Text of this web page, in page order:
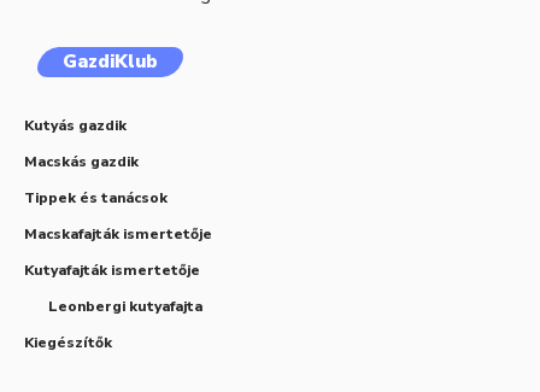
GazdiKlub
Kutyás gazdik
Macskás gazdik
Tippek és tanácsok
Macskafajták ismertetője
Kutyafajták ismertetője
Leonbergi kutyafajta
Kiegészítők